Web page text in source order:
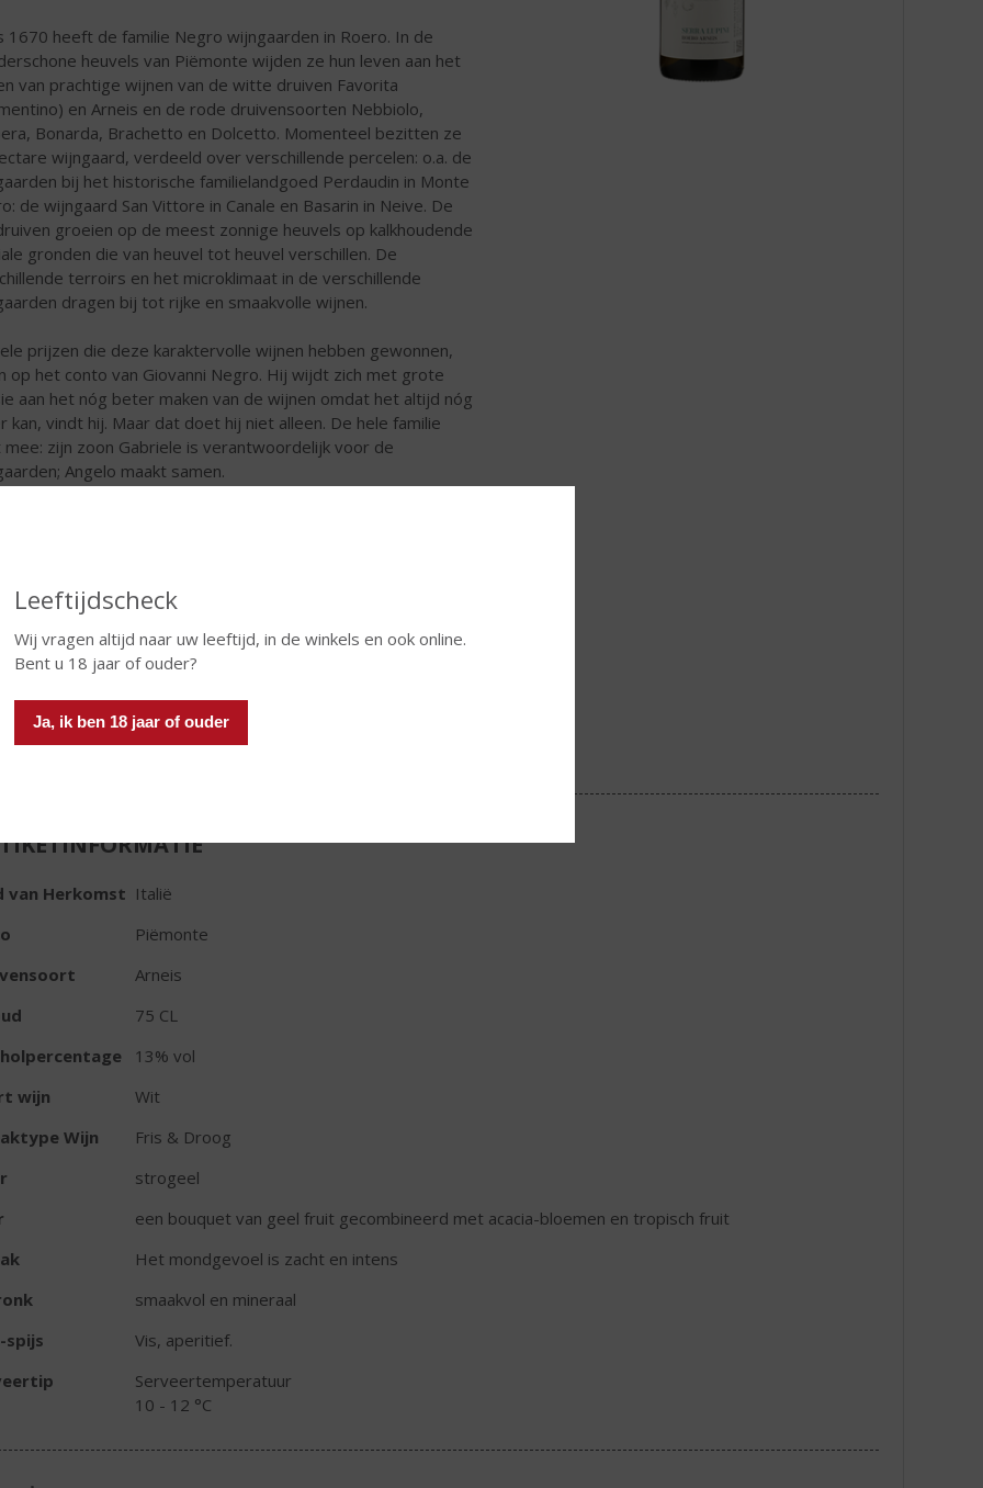
Leeftijdscheck
Wij vragen altijd naar uw leeftijd, in de winkels en ook online.
Bent u 18 jaar of ouder?
Ja, ik ben 18 jaar of ouder
1670 heeft de familie Negro wijngaarden in Roero. In de
heuvels van Piëmonte wijden ze hun leven aan het
van prachtige wijnen van de witte druiven Favorita
en Arneis en de rode druivensoorten Nebbiolo,
Bonarda, Brachetto en Dolcetto. Momenteel bezitten ze
wijngaard, verdeeld over verschillende percelen: o.a. de
bij het historische familielandgoed Perdaudin in Monte
de wijngaard San Vittore in Canale en Basarin in Neive. De
groeien op de meest zonnige heuvels op kalkhoudende
gronden die van heuvel tot heuvel verschillen. De
terroirs en het microklimaat in de verschillende
dragen bij tot rijke en smaakvolle wijnen.
prijzen die deze karaktervolle wijnen hebben gewonnen,
op het conto van Giovanni Negro. Hij wijdt zich met grote
aan het nóg beter maken van de wijnen omdat het altijd nóg
kan, vindt hij. Maar dat doet hij niet alleen. De hele familie
zijn zoon Gabriele is verantwoordelijk voor de
Angelo maakt samen.
In winkelmand
van Herkomst Italië
Piëmonte
Arneis
75 CL
13% vol
wijn
Wit
Wijn
Fris & Droog
strogeel
een bouquet van geel fruit gecombineerd met acacia-bloemen en tropisch fruit
Het mondgevoel is zacht en intens
smaakvol en mineraal
spijs
Vis, aperitief.
Serveertemperatuur
10 - 12 °C